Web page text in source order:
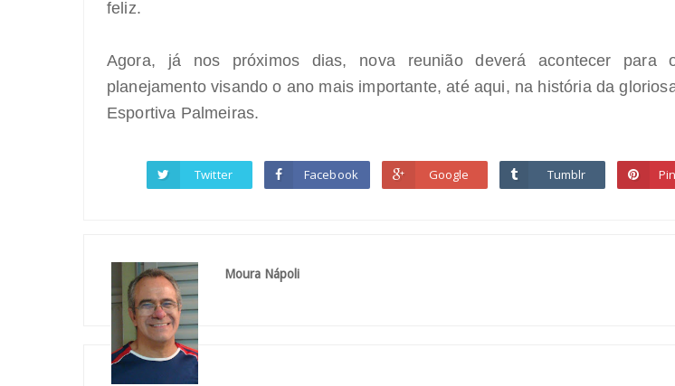
feliz.
Agora, já nos próximos dias, nova reunião deverá acontecer para
planejamento visando o ano mais importante, até aqui, na história da
Esportiva Palmeiras.
Twitter Facebook Google Tumblr
Moura Nápoli